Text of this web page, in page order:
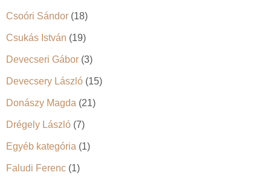
Csoóri Sándor (18)
Csukás István (19)
Devecseri Gábor (3)
Devecsery László (15)
Donászy Magda (21)
Drégely László (7)
Egyéb kategória (1)
Faludi Ferenc (1)